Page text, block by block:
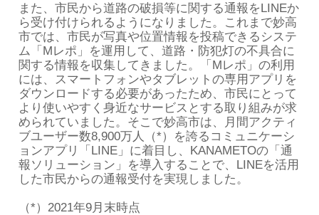
また、市民から道路の破損等に関する通報をLINEか
ら受け付けられるようになりました。これまで妙高
市では、市民が写真や位置情報を投稿できるシステ
ム「Mレポ」を運用して、道路・防犯灯の不具合に
関する情報を収集してきました。「Mレポ」の利用
には、スマートフォンやタブレットの専用アプリを
ダウンロードする必要があったため、市民にとって
より使いやすく身近なサービスとする取り組みが求
められていました。そこで妙高市は、月間アクティ
ブユーザー数8,900万人（*）を誇るコミュニケーシ
ョンアプリ「LINE」に着目し、KANAMETOの「通
報ソリューション」を導入することで、LINEを活用
した市民からの通報受付を実現しました。
（*）2021年9月末時点